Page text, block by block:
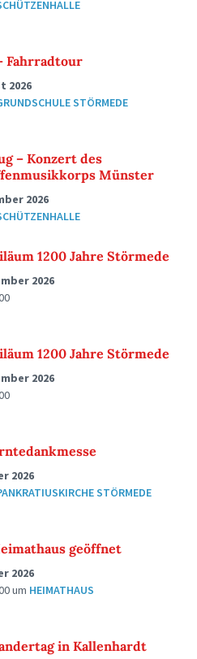
Fahrradtour
2026
STÖRMEDE
– Konzert des
Münster
2026
1200 Jahre Störmede
2026
1200 Jahre Störmede
2026
2026
STÖRMEDE
geöffnet
2026
um HEIMATHAUS
in Kallenhardt